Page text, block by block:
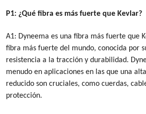
P1: ¿Qué fibra es más fuerte que Kevlar?
A1: Dyneema es una fibra más fuerte que
fibra más fuerte del mundo, conocida por
resistencia a la tracción y durabilidad.
menudo en aplicaciones en las que una
reducido son cruciales, como cuerdas,
protección.